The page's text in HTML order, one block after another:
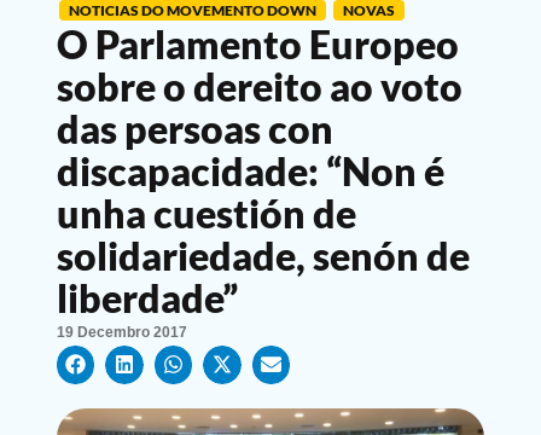
NOTICIAS DO MOVEMENTO DOWN NOVAS
O Parlamento Europeo
sobre o dereito ao voto
das persoas con
discapacidade: “Non é
unha cuestión de
solidariedade, senón de
liberdade”
19 Decembro 2017